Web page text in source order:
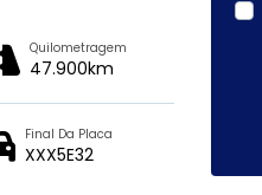
Quilometragem
47.900km
Final Da Placa
XXX5E32